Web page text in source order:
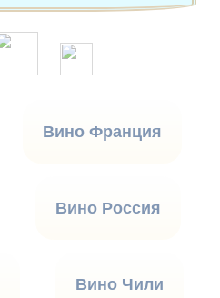
Вино Франция
Вино Россия
Вино Чили